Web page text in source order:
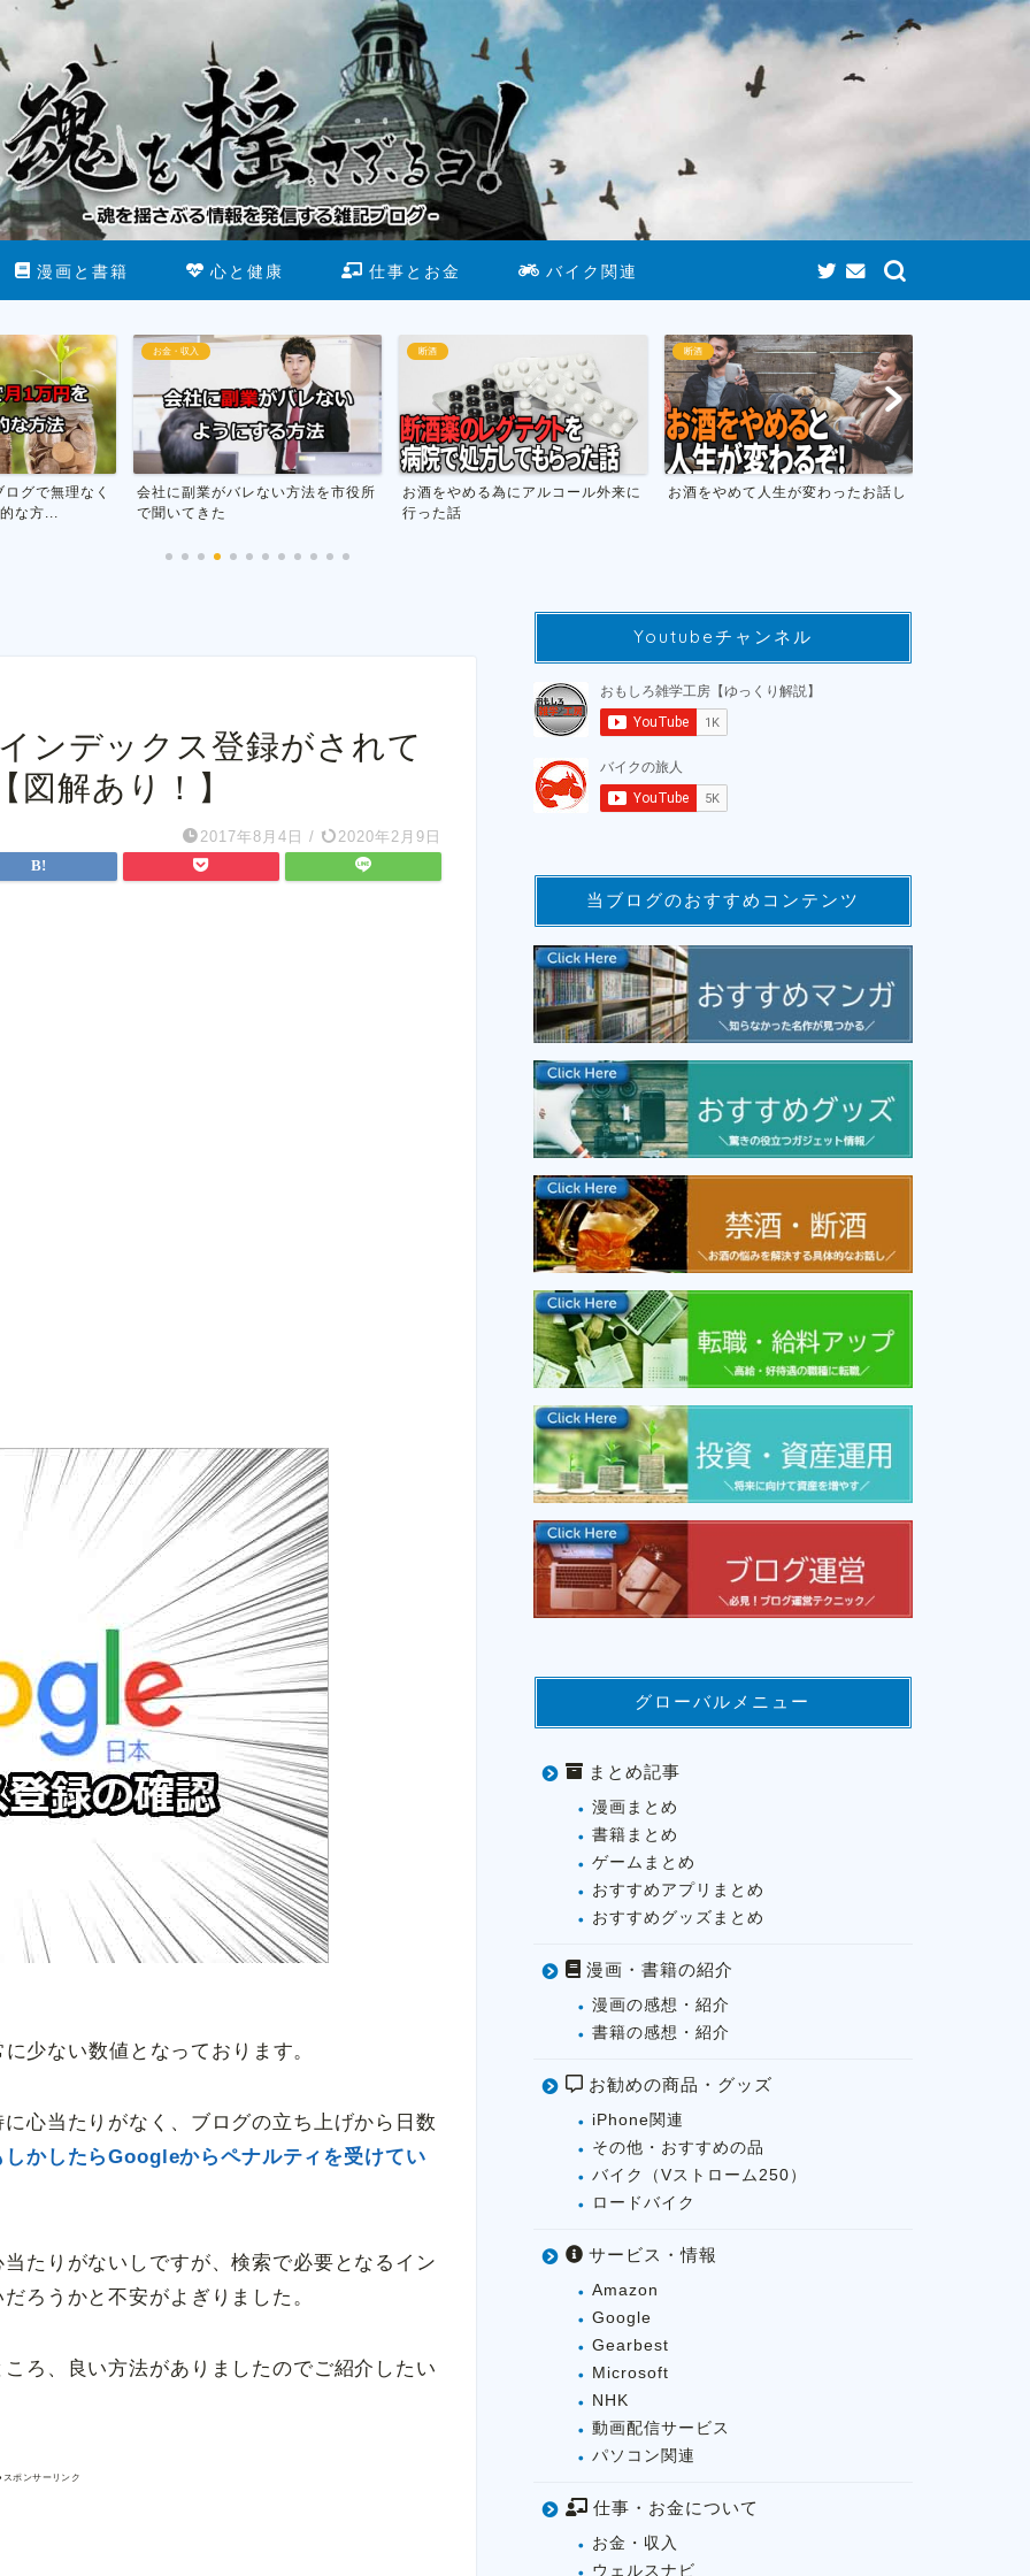
漫画と書籍 心と健康 仕事とお金 バイク関連
グで無理なく
な方...
お金・収入
会社に副業がバレない方法を市役所
で聞いてきた
断酒
お酒をやめる為にアルコール外来に
行った話
断酒
お酒をやめて人生が変わったお話し
ンデックス登録がされて
解あり！】
2017年8月4日 / 2020年2月9日
少ない数値となっております。
心当たりがなく、ブログの立ち上げから日数
しかしたらGoogleからペナルティを受けてい
たりがないしですが、検索で必要となるイン
ろうかと不安がよぎりました。
ろ、良い方法がありましたのでご紹介したい
スポンサーリンク
Youtubeチャンネル
当ブログのおすすめコンテンツ
グローバルメニュー
まとめ記事
漫画まとめ
書籍まとめ
ゲームまとめ
おすすめアプリまとめ
おすすめグッズまとめ
漫画・書籍の紹介
漫画の感想・紹介
書籍の感想・紹介
お勧めの商品・グッズ
iPhone関連
その他・おすすめの品
バイク（Vストローム250）
ロードバイク
サービス・情報
Amazon
Google
Gearbest
Microsoft
NHK
動画配信サービス
パソコン関連
仕事・お金について
お金・収入
ウェルスナビ